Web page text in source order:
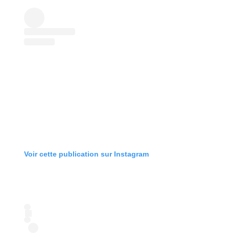
Voir cette publication sur Instagram